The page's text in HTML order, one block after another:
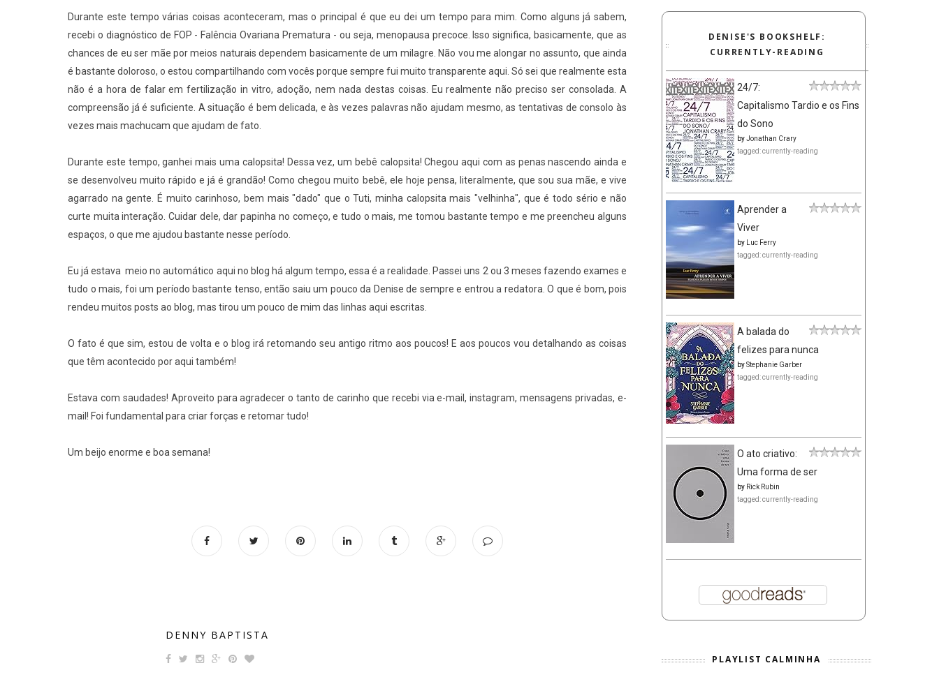
Durante este tempo várias coisas aconteceram, mas o principal é que eu dei um tempo para mim. Como alguns já sabem,
recebi o diagnóstico de FOP - Falência Ovariana Prematura - ou seja, menopausa precoce. Isso significa, basicamente, que as
chances de eu ser mãe por meios naturais dependem basicamente de um milagre. Não vou me alongar no assunto, que ainda
é bastante doloroso, o estou compartilhando com vocês porque sempre fui muito transparente aqui. Só sei que realmente esta
não é a hora de falar em fertilização in vitro, adoção, nem nada destas coisas. Eu realmente não preciso ser consolada. A
compreensão já é suficiente. A situação é bem delicada, e às vezes palavras não ajudam mesmo, as tentativas de consolo às
vezes mais machucam que ajudam de fato.
Durante este tempo, ganhei mais uma calopsita! Dessa vez, um bebê calopsita! Chegou aqui com as penas nascendo ainda e
se desenvolveu muito rápido e já é grandão! Como chegou muito bebê, ele hoje pensa, literalmente, que sou sua mãe, e vive
agarrado na gente. É muito carinhoso, bem mais "dado" que o Tuti, minha calopsita mais "velhinha", que é todo sério e não
curte muita interação. Cuidar dele, dar papinha no começo, e tudo o mais, me tomou bastante tempo e me preencheu alguns
espaços, o que me ajudou bastante nesse período.
Eu já estava meio no automático aqui no blog há algum tempo, essa é a realidade. Passei uns 2 ou 3 meses fazendo exames e
tudo o mais, foi um período bastante tenso, então saiu um pouco da Denise de sempre e entrou a redatora. O que é bom, pois
rendeu muitos posts ao blog, mas tirou um pouco de mim das linhas aqui escritas.
O fato é que sim, estou de volta e o blog irá retomando seu antigo ritmo aos poucos! E aos poucos vou detalhando as coisas
que têm acontecido por aqui também!
Estava com saudades! Aproveito para agradecer o tanto de carinho que recebi via e-mail, instagram, mensagens privadas, e-
mail! Foi fundamental para criar forças e retomar tudo!
Um beijo enorme e boa semana!
DENNY BAPTISTA
DENISE'S BOOKSHELF:
CURRENTLY-READING
24/7:
Capitalismo Tardio e os Fins
do Sono
byJonathan Crary
tagged: currently-reading
Aprender a
Viver
by
Luc Ferry
tagged: currently-reading
A balada do
felizes para nunca
byStephanie Garber
tagged: currently-reading
O ato criativo:
Uma forma de ser
by Rick Rubin
tagged: currently-reading
PLAYLIST CALMINHA